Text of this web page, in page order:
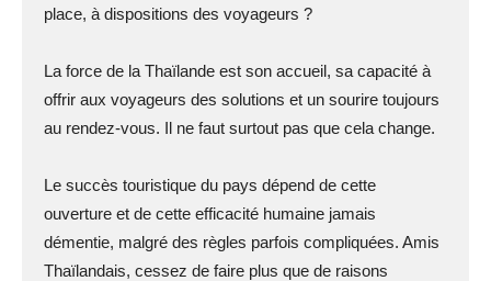
place, à dispositions des voyageurs ?
La force de la Thaïlande est son accueil, sa capacité à
offrir aux voyageurs des solutions et un sourire toujours
au rendez-vous. Il ne faut surtout pas que cela change.
Le succès touristique du pays dépend de cette
ouverture et de cette efficacité humaine jamais
démentie, malgré des règles parfois compliquées. Amis
Thaïlandais, cessez de faire plus que de raisons